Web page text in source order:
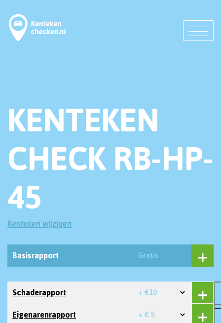
KENTEKEN
CHECK RB-HP-
45
Kenteken wijzigen
Basisrapport Gratis
Schaderapport + €10
Eigenarenrapport + € 5